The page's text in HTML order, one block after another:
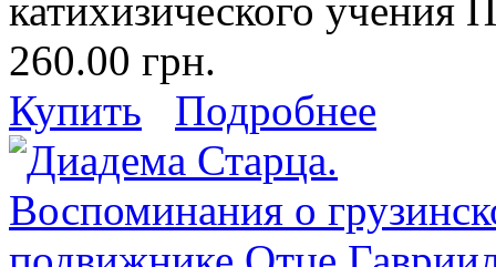
катихизического учения
260.00 грн.
Купить
Подробнее